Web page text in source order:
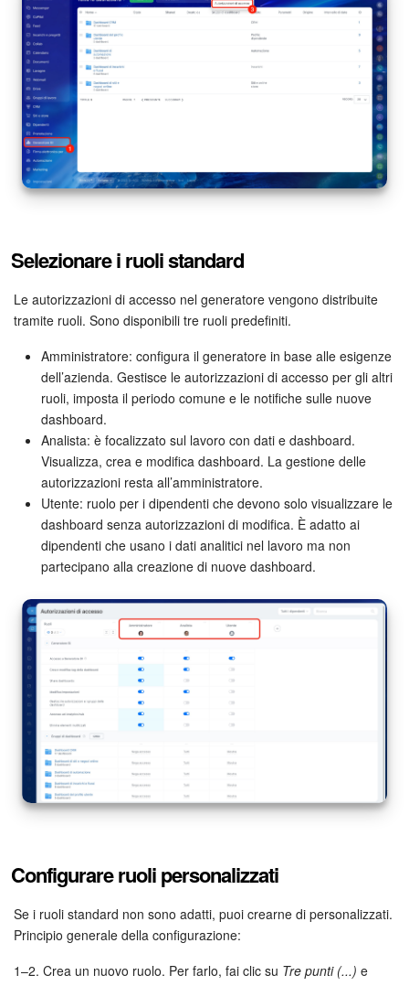
Contact Center
Sales Center
Analisi CRM
Generatore BI
Siti e store
Online store
Knowledge base
Firma elettronica
Firma elettronica per HR
Automazione
Flussi di lavoro
Marketing
Gestione inventario
Telefonia
Mio profilo
Impostazioni
Bitrix24 On-Premise
Bitrix24 Messenger
Domande generali
Selezionare i ruoli standard
Le autorizzazioni di accesso nel generatore vengono distribuite
tramite ruoli. Sono disponibili tre ruoli predefiniti.
Amministratore: configura il generatore in base alle esigenze
dell’azienda. Gestisce le autorizzazioni di accesso per gli altri
ruoli, imposta il periodo comune e le notifiche sulle nuove
dashboard.
Analista: è focalizzato sul lavoro con dati e dashboard.
Visualizza, crea e modifica dashboard. La gestione delle
autorizzazioni resta all’amministratore.
Utente: ruolo per i dipendenti che devono solo visualizzare le
dashboard senza autorizzazioni di modifica. È adatto ai
dipendenti che usano i dati analitici nel lavoro ma non
partecipano alla creazione di nuove dashboard.
Configurare ruoli personalizzati
Se i ruoli standard non sono adatti, puoi crearne di personalizzati.
Principio generale della configurazione:
1–2. Crea un nuovo ruolo. Per farlo, fai clic su Tre punti (...) e